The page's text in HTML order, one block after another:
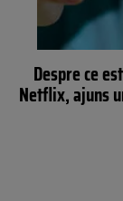
Despre ce
Netflix, ajuns